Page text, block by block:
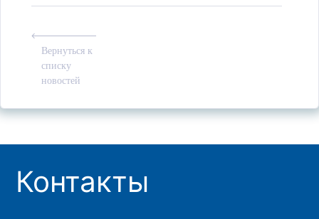
Вернуться к
списку
новостей
Контакты